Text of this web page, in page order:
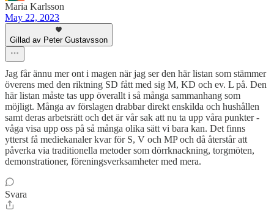
Maria Karlsson
May 22, 2023
Gillad av Peter Gustavsson
Jag får ännu mer ont i magen när jag ser den här listan som stämmer
överens med den riktning SD fått med sig M, KD och ev. L på. Den
här listan måste tas upp överallt i så många sammanhang som
möjligt. Många av förslagen drabbar direkt enskilda och hushållen
samt deras arbetsrätt och det är vår sak att nu ta upp våra punkter -
våga visa upp oss på så många olika sätt vi bara kan. Det finns
ytterst få mediekanaler kvar för S, V och MP och då återstår att
påverka via traditionella metoder som dörrknackning, torgmöten,
demonstrationer, föreningsverksamheter med mera.
Svara